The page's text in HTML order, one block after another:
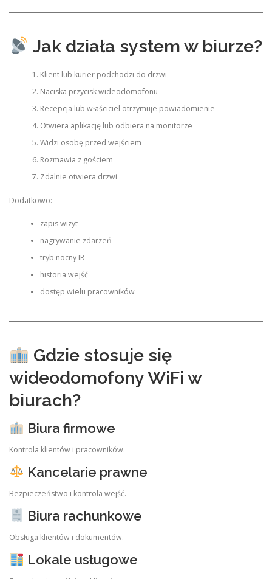
Jak działa system w biurze?
Klient lub kurier podchodzi do drzwi
Naciska przycisk wideodomofonu
Recepcja lub właściciel otrzymuje powiadomienie
Otwiera aplikację lub odbiera na monitorze
Widzi osobę przed wejściem
Rozmawia z gościem
Zdalnie otwiera drzwi
Dodatkowo:
zapis wizyt
nagrywanie zdarzeń
tryb nocny IR
historia wejść
dostęp wielu pracowników
Gdzie stosuje się
wideodomofony WiFi w
biurach?
Biura firmowe
Kontrola klientów i pracowników.
Kancelarie prawne
Bezpieczeństwo i kontrola wejść.
Biura rachunkowe
Obsługa klientów i dokumentów.
Lokale usługowe